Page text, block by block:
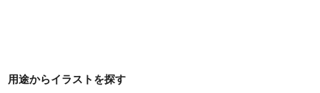
用途からイラストを探す